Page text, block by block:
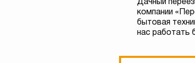
Дачный
компании
бытовая
нас работать